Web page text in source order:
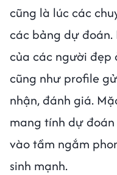
cũng là lúc các
các bảng dự đoán.
của các người đẹp
cũng như profile
nhận, đánh giá.
mang tính dự
vào tầm ngắm
sinh mạnh.